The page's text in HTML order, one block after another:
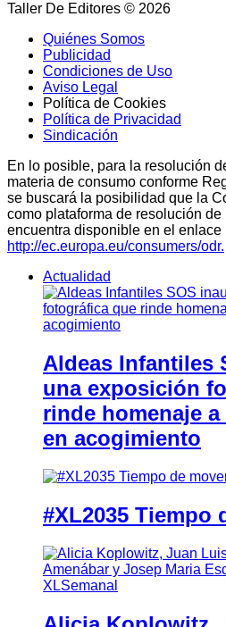
Taller De Editores © 2026
Quiénes Somos
Publicidad
Condiciones de Uso
Aviso Legal
Política de Cookies
Política de Privacidad
Sindicación
En lo posible, para la resolución
materia de consumo conforme
se buscará la posibilidad que la
como plataforma de resolución
encuentra disponible en el enlace
http://ec.europa.eu/consumers/odr.
Actualidad
Aldeas Infantiles
una exposición
rinde homenaje
en acogimiento
#XL2035 Tiempo